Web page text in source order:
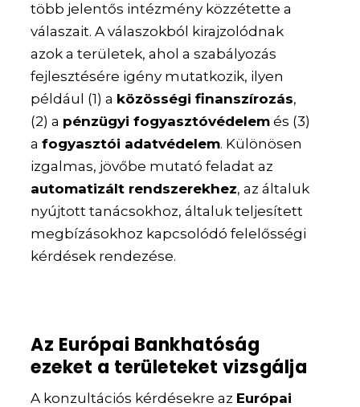
több jelentős intézmény közzétette a
válaszait. A válaszokból kirajzolódnak
azok a területek, ahol a szabályozás
fejlesztésére igény mutatkozik, ilyen
például (1) a közösségi finanszírozás,
(2) a pénzügyi fogyasztóvédelem és (3)
afogyasztói adatvédelem. Különösen
izgalmas, jövőbe mutató feladat az
automatizált rendszerekhez, az általuk
nyújtott tanácsokhoz, általuk teljesített
megbízásokhoz kapcsolódó felelősségi
kérdések rendezése.
Az Európai Bankhatóság
ezeket a területeket vizsgálja
A konzultációs kérdésekre az Európai